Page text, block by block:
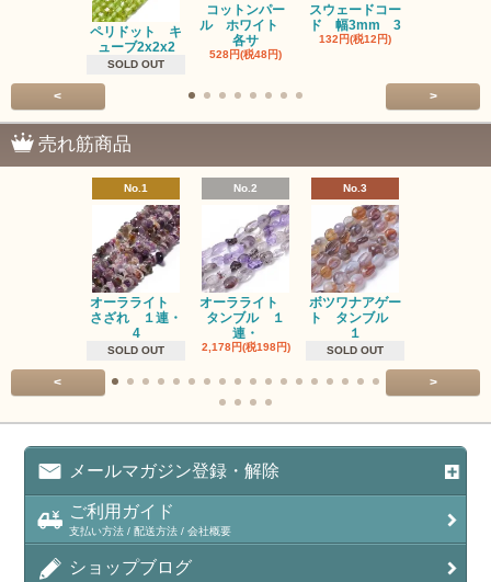
ペリドット キ
ューブ2x2x2
SOLD OUT
コットンパー
ル ホワイト
各サ
528円(税48円)
スウェードコー
ド 幅3mm 3
132円(税12円)
< >
売れ筋商品
No.1
オーラライト
さざれ １連・
4
SOLD OUT
No.2
オーラライト
タンブル １
連・
2,178円(税198円)
No.3
ボツワナアゲー
ト タンブル
１
SOLD OUT
< >
メールマガジン登録・解除
ご利用ガイド
支払い方法 / 配送方法 / 会社概要
ショップブログ